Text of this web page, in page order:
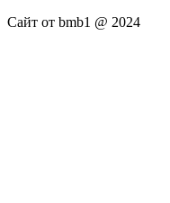
Сайт от bmb1 @ 2024